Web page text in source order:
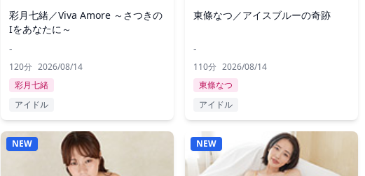
彩月七緒／Viva Amore ～さつきの
Iをあなたに～
-
120分 2026/08/14
彩月七緒
アイドル
東條なつ／アイスブルーの奇跡
-
110分 2026/08/14
東條なつ
アイドル
NEW NEW